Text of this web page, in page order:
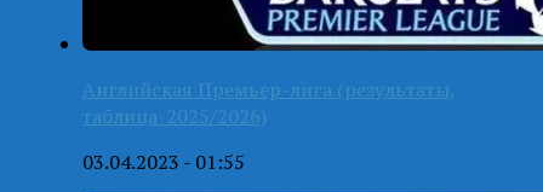
Английская Премьер-лига (результаты,
таблица-2025/2026)
03.04.2023 - 01:55